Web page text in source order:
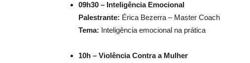
09h30 – Inteligência Emocional
Palestrante: Érica Bezerra – Master Coach
Tema: Inteligência emocional na prática
10h – Violência Contra a Mulher